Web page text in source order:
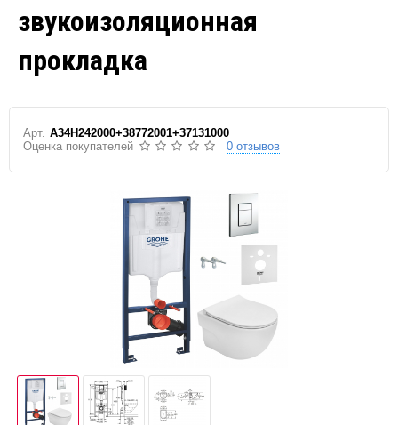
звукоизоляционная
прокладка
Арт. A34H242000+38772001+37131000
Оценка покупателей
0 отзывов